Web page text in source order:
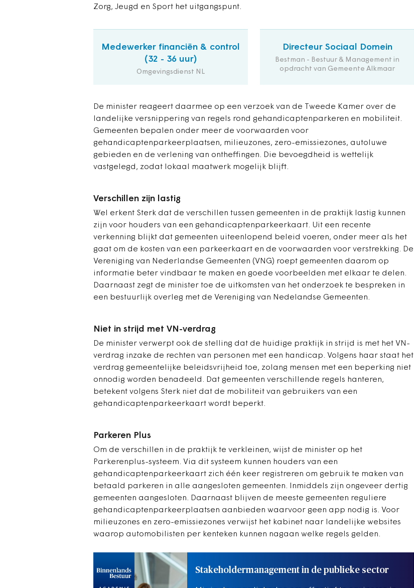
Zorg, Jeugd en Sport het uitgangspunt.
Medewerker financiën & control
(32 - 36 uur)
Omgevingsdienst NL
Directeur Sociaal Domein
Bestman - Bestuur & Management in
opdracht van Gemeente Alkmaar
De minister reageert daarmee op een verzoek van de Tweede Kamer over de
landelijke versnippering van regels rond gehandicaptenparkeren en mobiliteit.
Gemeenten bepalen onder meer de voorwaarden voor
gehandicaptenparkeerplaatsen, milieuzones, zero-emissiezones, autoluwe
gebieden en de verlening van ontheffingen. Die bevoegdheid is wettelijk
vastgelegd, zodat lokaal maatwerk mogelijk blijft.
Verschillen zijn lastig
Wel erkent Sterk dat de verschillen tussen gemeenten in de praktijk lastig kunnen
zijn voor houders van een gehandicaptenparkeerkaart. Uit een recente
verkenning blijkt dat gemeenten uiteenlopend beleid voeren, onder meer als het
gaat om de kosten van een parkeerkaart en de voorwaarden voor verstrekking. De
Vereniging van Nederlandse Gemeenten (VNG) roept gemeenten daarom op
informatie beter vindbaar te maken en goede voorbeelden met elkaar te delen.
Daarnaast zegt de minister toe de uitkomsten van het onderzoek te bespreken in
een bestuurlijk overleg met de Vereniging van Nedelandse Gemeenten.
Niet in strijd met VN-verdrag
De minister verwerpt ook de stelling dat de huidige praktijk in strijd is met het VN-
verdrag inzake de rechten van personen met een handicap. Volgens haar staat het
verdrag gemeentelijke beleidsvrijheid toe, zolang mensen met een beperking niet
onnodig worden benadeeld. Dat gemeenten verschillende regels hanteren,
betekent volgens Sterk niet dat de mobiliteit van gebruikers van een
gehandicaptenparkeerkaart wordt beperkt.
Parkeren Plus
Om de verschillen in de praktijk te verkleinen, wijst de minister op het
Parkerenplus-systeem. Via dit systeem kunnen houders van een
gehandicaptenparkeerkaart zich één keer registreren om gebruik te maken van
betaald parkeren in alle aangesloten gemeenten. Inmiddels zijn ongeveer dertig
gemeenten aangesloten. Daarnaast blijven de meeste gemeenten reguliere
gehandicaptenparkeerplaatsen aanbieden waarvoor geen app nodig is. Voor
milieuzones en zero-emissiezones verwijst het kabinet naar landelijke websites
waarop automobilisten per kenteken kunnen nagaan welke regels gelden.
Stakeholdermanagement in de publieke sector